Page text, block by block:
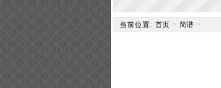
当前位置: 首页 > 简谱 >